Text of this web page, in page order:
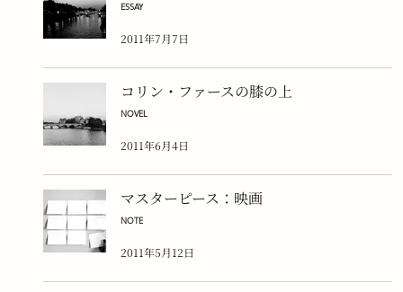
ESSAY
2011年7月7日
コリン・ファースの膝の上
NOVEL
2011年6月4日
マスターピース：映画
NOTE
2011年5月12日